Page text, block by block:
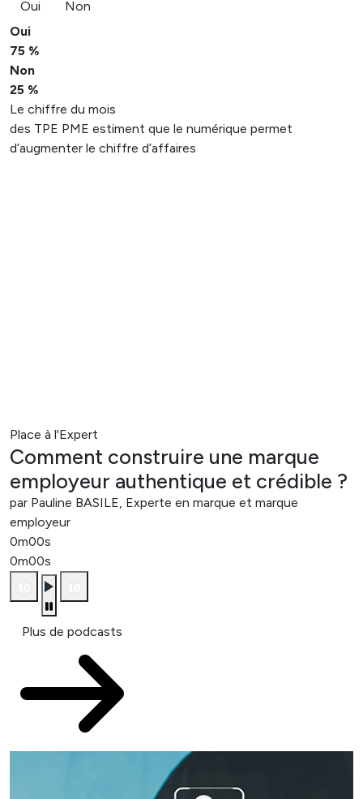
Oui
Non
Oui
75 %
Non
25 %
Le chiffre du mois
des TPE PME estiment que le numérique permet
d’augmenter le chiffre d’affaires
Place à l'Expert
Comment construire une marque
employeur authentique et crédible ?
par Pauline BASILE, Experte en marque et marque
employeur
0m00s
0m00s
Plus de podcasts